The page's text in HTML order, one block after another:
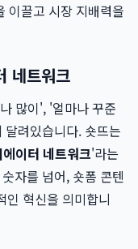
끌고 시장 지배력을
네트워크
많이', '얼마나 꾸준
려있습니다. 숏뜨는
이터 네트워크'라는
자를 넘어, 숏폼 콘텐
혁신을 의미합니